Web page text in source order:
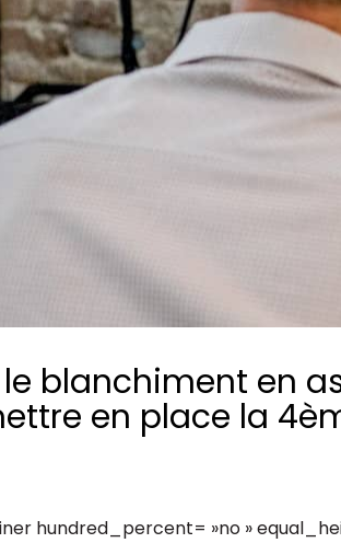
Prendre de meilleures
décisions ​et adopter les
bonnes stratégies​ grâce à
l’attitude de paiement
qui guident nos équipes et
nos valeurs
notre
blanchiment en
en place la
hundred_percent= »no »